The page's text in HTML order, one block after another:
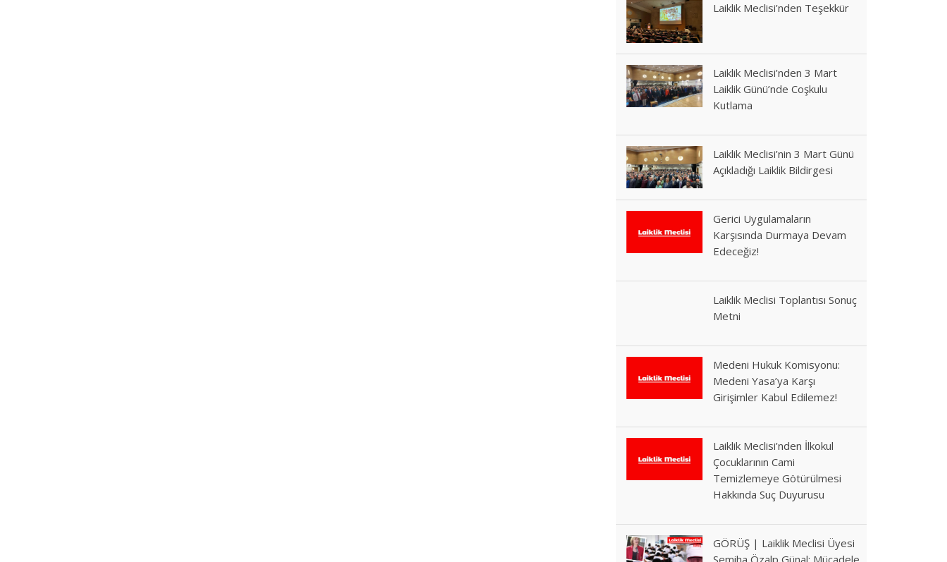
Laiklik Meclisi’nden Teşekkür
Laiklik Meclisi’nden 3 Mart
Laiklik Günü’nde Coşkulu
Kutlama
Laiklik Meclisi’nin 3 Mart Günü
Açıkladığı Laiklik Bildirgesi
Gerici Uygulamaların
Karşısında Durmaya Devam
Edeceğiz!
Laiklik Meclisi Toplantısı Sonuç
Metni
Medeni Hukuk Komisyonu:
Medeni Yasa’ya Karşı
Girişimler Kabul Edilemez!
Laiklik Meclisi’nden İlkokul
Çocuklarının Cami
Temizlemeye Götürülmesi
Hakkında Suç Duyurusu
GÖRÜŞ | Laiklik Meclisi Üyesi
Semiha Özalp Günal: Mücadele